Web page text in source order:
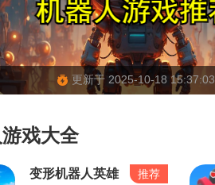
更新于 2025-10-18 15:37:03
戏大全
变形机器人英雄 推荐